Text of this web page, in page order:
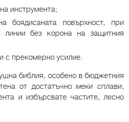
инструмента;
боядисаната повърхност, при
линии без корона на защитния
с прекомерно усилие.
библия, особено в бюджетния
от достатъчномеки сплави,
и избърсвате частите, лесно